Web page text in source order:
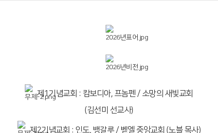
제1기념교회 : 캄보디아, 프놈펜 / 소망의 새빛교회
(김선미 선교사)
제2기념교회 : 인도, 뱅갈루 / 벧엘 중앙교회 (노블 목사)